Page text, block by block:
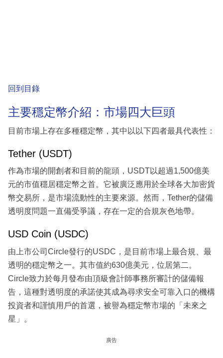
回到目錄
主要穩定幣介紹：市場四大巨頭
目前市場上存在多種穩定幣，其中以以下四者最具代表性：
Tether (USDT)
作為市場的開創者和目前的龍頭，USDT以超過1,500億美
元的市值穩居穩定幣之首。它被廣泛應用於全球各大加密貨
幣交易所，是市場流動性的主要來源。然而，Tether的儲備
透明度問題一直備受爭議，存在一定的合規灰色地帶。
USD Coin (USDC)
由上市公司Circle發行的USDC，是目前市場上最合規、最
透明的穩定幣之一。其市值約630億美元，位居第二。
Circle致力於每月發布由頂級會計師事務所審計的儲備報
告，這種對透明度的承諾使其成為尋求安全可靠入口的機構
投資者和謹慎用戶的首選，被譽為穩定幣市場的「未來之
星」。
廣告